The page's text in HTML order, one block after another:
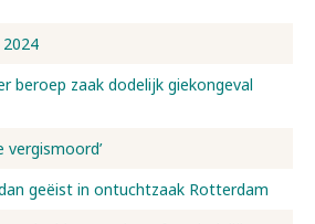
beroep zaak dodelijk giekongeval
vergismoord’
geëist in ontuchtzaak Rotterdam